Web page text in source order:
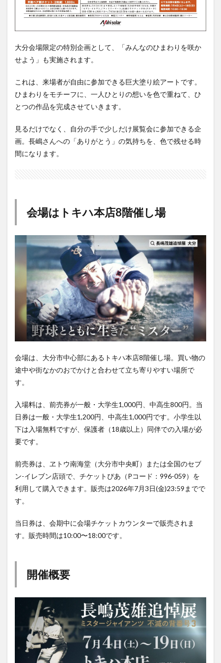
大分会場限定の特別企画として、「みんなのひまわりを咲か
せよう」も実施されます。
これは、来場者が自由に参加できる巨大塗り絵アートです。
ひまわりをモチーフに、一人ひとりの想いを色で重ねて、ひ
とつの作品を完成させていきます。
見るだけでなく、自分の手で少しだけ展覧会に参加できる企
画。長嶋さんへの「ありがとう」の気持ちを、色で残せる時
間になります。
会場はトキハ本店8階催し場
会場は、大分市中心部にあるトキハ本店8階催し場。買い物の
途中や街なかのおでかけと合わせて立ち寄りやすい場所で
す。
入場料は、前売券が一般・大学生1,000円、中高生800円。当
日券は一般・大学生1,200円、中高生1,000円です。小学生以
下は入場無料ですが、保護者（18歳以上）同伴での入場が必
要です。
前売券は、ヱトウ南海堂（大分市中央町）または全国のセブ
ン-イレブン店頭で、チケットぴあ（Pコード：996-059）を
利用して購入できます。販売は2026年7月3日(金)23:59までで
す。
当日券は、会期中に会場チケットカウンターで販売されま
す。販売時間は10:00〜18:00です。
開催概要